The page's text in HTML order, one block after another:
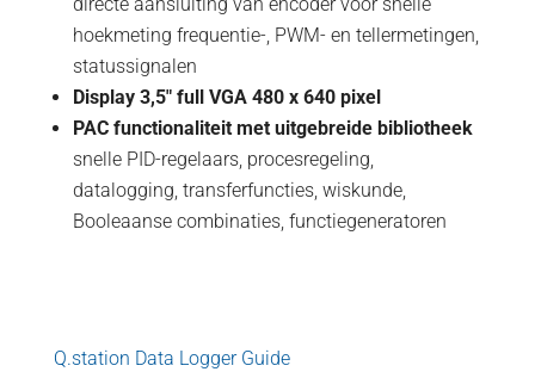
hoekmeting frequentie-, PWM- en tellermetingen,
statussignalen
Display 3,5" full VGA 480 x 640 pixel
PAC functionaliteit met uitgebreide bibliotheek
snelle PID-regelaars, procesregeling,
datalogging, transferfuncties, wiskunde,
Booleaanse combinaties, functiegeneratoren
Q.station Data Logger Guide